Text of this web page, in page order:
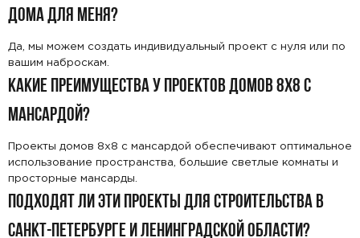
ДОМА ДЛЯ МЕНЯ?
Да, мы можем создать индивидуальный проект с нуля или по
вашим наброскам.
КАКИЕ ПРЕИМУЩЕСТВА У ПРОЕКТОВ ДОМОВ 8X8 С
МАНСАРДОЙ?
Проекты домов 8x8 с мансардой обеспечивают оптимальное
использование пространства, большие светлые комнаты и
просторные мансарды.
ПОДХОДЯТ ЛИ ЭТИ ПРОЕКТЫ ДЛЯ СТРОИТЕЛЬСТВА В
САНКТ-ПЕТЕРБУРГЕ И ЛЕНИНГРАДСКОЙ ОБЛАСТИ?
подтверждаю, что ознакомлен(а) с
обработки персональных данных